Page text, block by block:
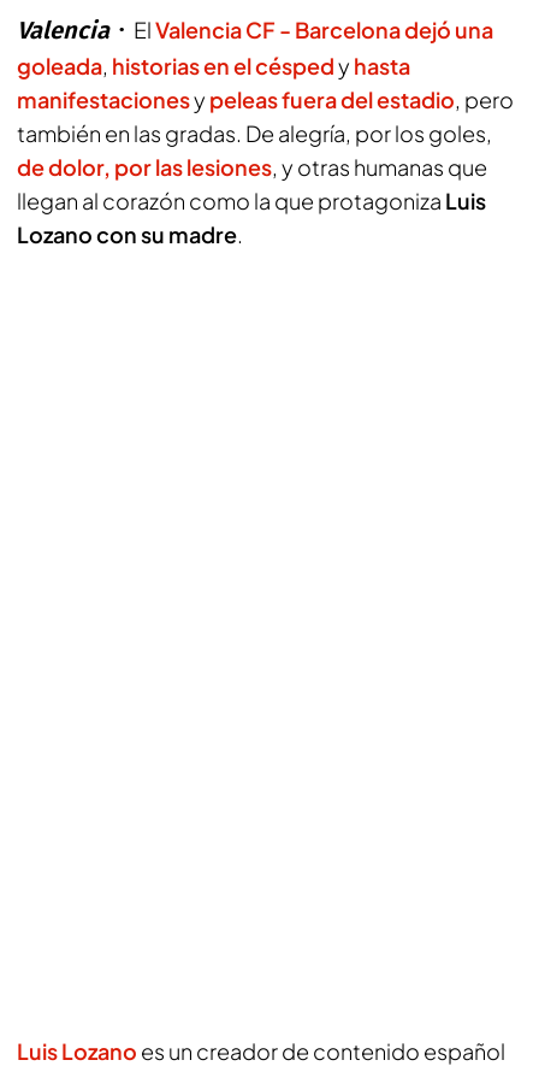
Valencia ElValencia CF - Barcelona dejó una
goleada, historias en el céspedy hasta
manifestacionesy peleas fuera del estadio, pero
también en las gradas. De alegría, por los goles,
de dolor, por las lesiones, y otras humanas que
llegan al corazón como la que protagoniza Luis
Lozano con su madre.
Luis Lozano es un creador de contenido español